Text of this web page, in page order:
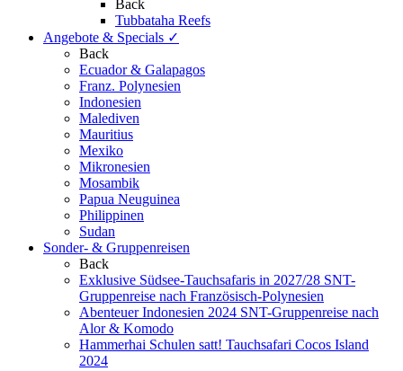
Back
Tubbataha Reefs
Angebote & Specials ✓
Back
Ecuador & Galapagos
Franz. Polynesien
Indonesien
Malediven
Mauritius
Mexiko
Mikronesien
Mosambik
Papua Neuguinea
Philippinen
Sudan
Sonder- & Gruppenreisen
Back
Exklusive Südsee-Tauchsafaris in 2027/28 SNT-
Gruppenreise nach Französisch-Polynesien
Abenteuer Indonesien 2024 SNT-Gruppenreise nach
Alor & Komodo
Hammerhai Schulen satt! Tauchsafari Cocos Island
2024